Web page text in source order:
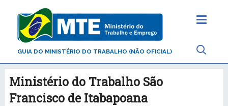
GUIA DO MINISTÉRIO DO TRABALHO (NÃO OFICIAL)
Ministério do Trabalho São
Francisco de Itabapoana